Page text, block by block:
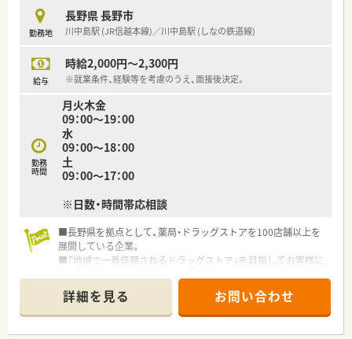
す。
【こんな方が活躍中】
自らの専門領域を広げたいと考えている意欲的な薬剤師が活躍
しています。
対して、誠実に対応できるホスピタリティ溢れる方が重宝されて
います。
■高年収という明確な目標を持ち、加算の算定やOTC販売、在宅
業務などに対して能動的にアクションを起こせる方が輝いてい
ます。
勤務地
長野県 長野市
川中島駅 (JR信越本線)／川中島駅 (しなの鉄道線)
給与
時給2,000円～2,300円
※就業条件、経験等を考慮のうえ、面接後決定。
勤務
時間
月火木金
09：00～19：00
水
09：00～18：00
土
09：00～17：00
※日数・時間帯応相談
■長野県を拠点として、薬局・ドラッグストアを100店舗以上を
展開している企業。
■「地域で一番信頼されるドラッグストア」を目指してお客様に
■2015年には大手医薬品企業の参加に入り、さらなる飛躍を目
指している活気ある企業です。
■グループとしての全体研修があり、スキルアップができる環境
です。
詳細を見る お問い合わせ